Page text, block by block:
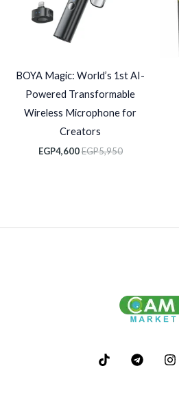
BOYA Magic: World’s 1st AI-
Powered Transformable
Wireless Microphone for
Creators
EGP5,950
EGP4,600